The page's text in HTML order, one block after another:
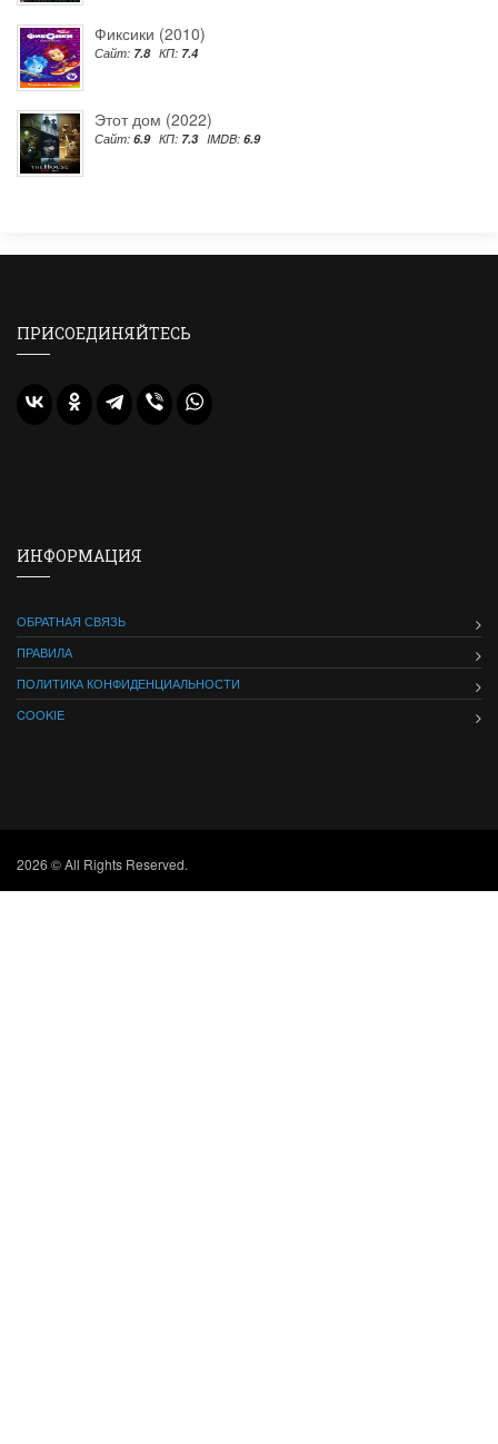
Фиксики (2010)
Сайт: 7.8 КП: 7.4
Этот дом (2022)
Сайт: 6.9 КП: 7.3 IMDB: 6.9
ПРИСОЕДИНЯЙТЕСЬ
ИНФОРМАЦИЯ
ОБРАТНАЯ СВЯЗЬ
ПРАВИЛА
ПОЛИТИКА КОНФИДЕНЦИАЛЬНОСТИ
COOKIE
2026 © All Rights Reserved.